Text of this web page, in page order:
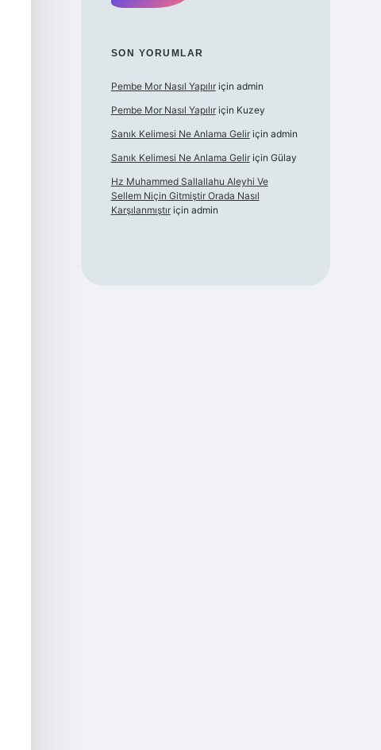
SON YORUMLAR
Pembe Mor Nasıl Yapılıriçin admin
Pembe Mor Nasıl Yapılıriçin Kuzey
Sanık Kelimesi Ne Anlama Geliriçin admin
Sanık Kelimesi Ne Anlama Geliriçin Gülay
Hz Muhammed Sallallahu Aleyhi Ve
Sellem Niçin Gitmiştir Orada Nasıl
Karşılanmıştıriçin admin